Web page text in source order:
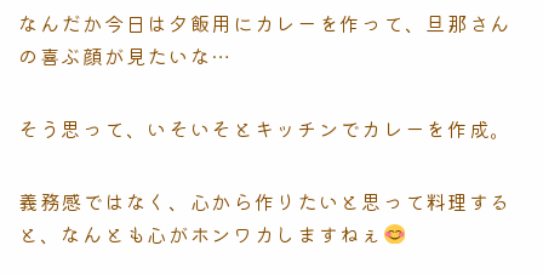
なんだか今日は夕飯用にカレーを作って、旦那さん
の喜ぶ顔が見たいな…
そう思って、いそいそとキッチンでカレーを作成。
義務感ではなく、心から作りたいと思って料理する
と、なんとも心がホンワカしますねぇ